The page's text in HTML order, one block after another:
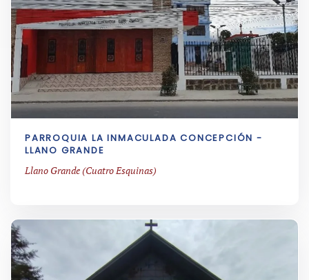
PARROQUIA LA INMACULADA CONCEPCIÓN -
LLANO GRANDE
Llano Grande (Cuatro Esquinas)